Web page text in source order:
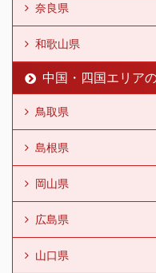
奈良県
和歌山県
中国・四国エリア
鳥取県
島根県
岡山県
広島県
山口県